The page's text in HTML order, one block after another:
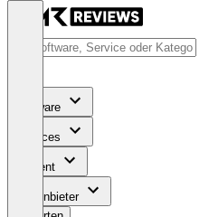
Software
Services
Content
Für Anbieter